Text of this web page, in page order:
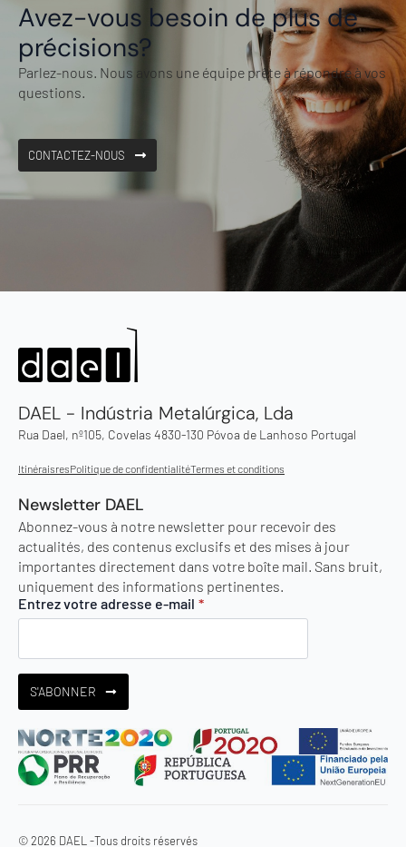
Avez-vous besoin de plus de
précisions?
Parlez-nous. Nous avons une équipe prête à répondre à vos
questions.
CONTACTEZ-NOUS
DAEL - Indústria Metalúrgica, Lda
Rua Dael, nº105, Covelas 4830-130 Póvoa de Lanhoso Portugal
ItinéraisresPolitique de confidentialitéTermes et conditions
Newsletter DAEL
Abonnez-vous à notre newsletter pour recevoir des
actualités, des contenus exclusifs et des mises à jour
importantes directement dans votre boîte mail. Sans bruit,
uniquement des informations pertinentes.
Entrez votre adresse e-mail *
S'ABONNER
© 2026 DAEL -Tous droits réservés